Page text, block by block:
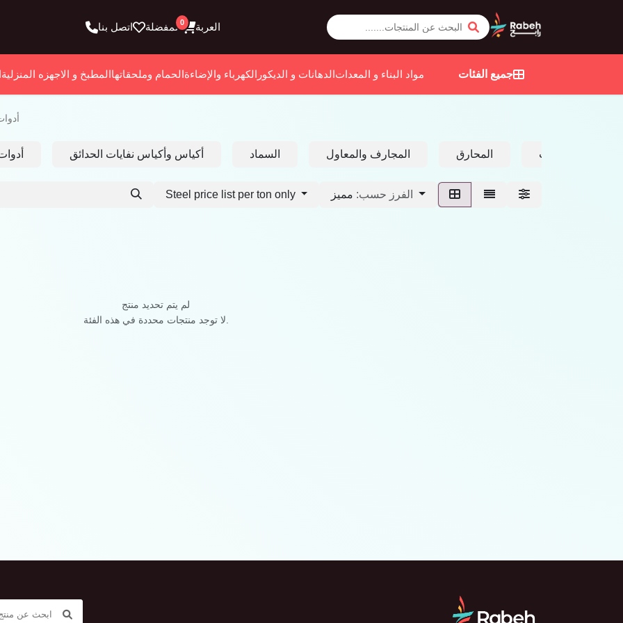
العربة 0المفضلة اتصل بنا
جميع الفئات مواد البناء و المعداتالدهانات و الديكور الكهرباء والإضاءةالحمام وملحقاتهاالمطبخ و الاجهزه المنزلية
أكياس وأكياس نفايات الحدائق السماد المجارف والمعاول المحارق جزازات العشب
Steel price list per ton only الفرز حسب:
لم يتم تحديد منتج